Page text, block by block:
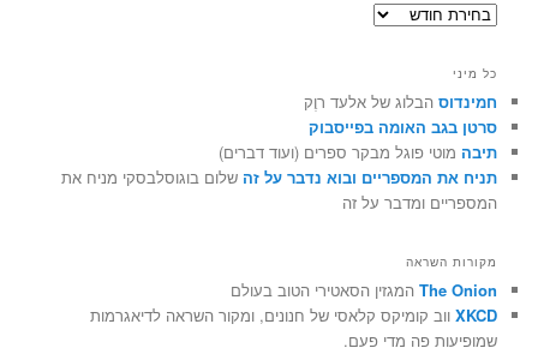
ארכיונים
כל מיני
חמינדוס הבלוג של אלעד רוֶק
סרטן בגב האומה בפייסבוק
תיבה מוטי פוגל מבקר ספרים (ועוד דברים)
תניח את המספריים ובוא נדבר על זה שלום בוגוסלבסקי מניח את
המספריים ומדבר על זה
מקורות השראה
The Onion המגזין הסאטירי הטוב בעולם
XKCD ווב קומיקס קלאסי של חנונים, ומקור השראה לדיאגרמות
שמופיעות פה מדי פעם.